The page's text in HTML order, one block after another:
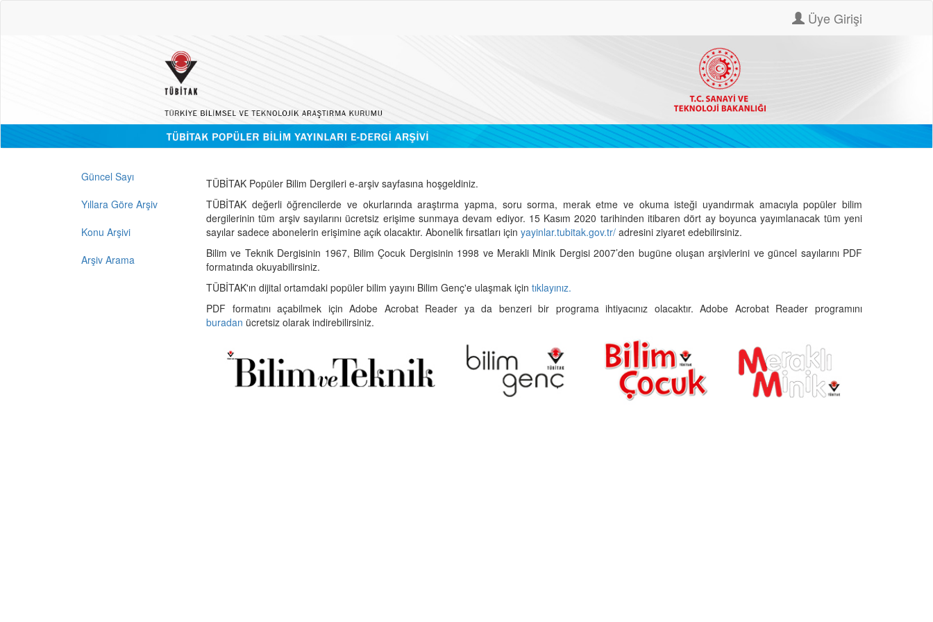
Üye Girişi
Güncel Sayı
Yıllara Göre Arşiv
Konu Arşivi
Arşiv Arama
TÜBİTAK Popüler Bilim Dergileri e-arşiv sayfasına hoşgeldiniz.
TÜBİTAK değerli öğrencilerde ve okurlarında araştırma yapma, soru sorma, merak etme ve okuma isteği uyandırmak amacıyla popüler bilim
dergilerinin tüm arşiv sayılarını ücretsiz erişime sunmaya devam ediyor. 15 Kasım 2020 tarihinden itibaren dört ay boyunca yayımlanacak tüm yeni
sayılar sadece abonelerin erişimine açık olacaktır. Abonelik fırsatları için yayinlar.tubitak.gov.tr/ adresini ziyaret edebilirsiniz.
Bilim ve Teknik Dergisinin 1967, Bilim Çocuk Dergisinin 1998 ve Merakli Minik Dergisi 2007’den bugüne oluşan arşivlerini ve güncel sayılarını PDF
formatında okuyabilirsiniz.
TÜBİTAK'ın dijital ortamdaki popüler bilim yayını Bilim Genç'e ulaşmak için tıklayınız.
PDF formatını açabilmek için Adobe Acrobat Reader ya da benzeri bir programa ihtiyacınız olacaktır. Adobe Acrobat Reader programını
buradan ücretsiz olarak indirebilirsiniz.